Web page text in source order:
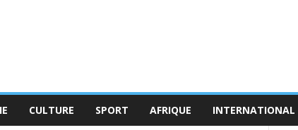
CULTURE SPORT AFRIQUE INTERNATIONAL